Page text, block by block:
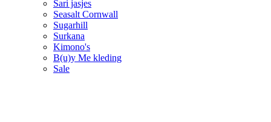
Sari jasjes
Seasalt Cornwall
Sugarhill
Surkana
Kimono's
B(u)y Me kleding
Sale